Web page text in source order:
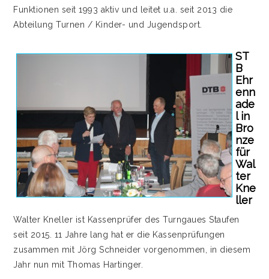
Funktionen seit 1993 aktiv und leitet u.a. seit 2013 die
Abteilung Turnen / Kinder- und Jugendsport.
ST
B
Ehr
enn
ade
l in
Bro
nze
für
Wal
ter
Kne
ller
Walter Kneller ist Kassenprüfer des Turngaues Staufen
seit 2015. 11 Jahre lang hat er die Kassenprüfungen
zusammen mit Jörg Schneider vorgenommen, in diesem
Jahr nun mit Thomas Hartinger.